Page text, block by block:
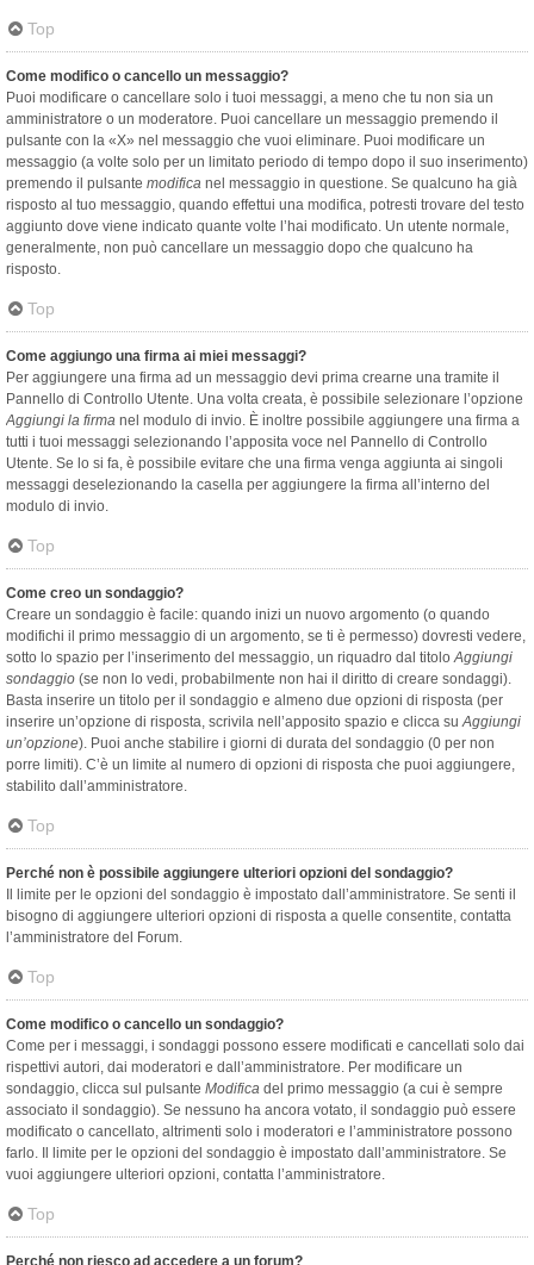
Top
Come modifico o cancello un messaggio?
Puoi modificare o cancellare solo i tuoi messaggi, a meno che tu non sia un
amministratore o un moderatore. Puoi cancellare un messaggio premendo il
pulsante con la «X» nel messaggio che vuoi eliminare. Puoi modificare un
messaggio (a volte solo per un limitato periodo di tempo dopo il suo inserimento)
premendo il pulsante modifica nel messaggio in questione. Se qualcuno ha già
risposto al tuo messaggio, quando effettui una modifica, potresti trovare del testo
aggiunto dove viene indicato quante volte l’hai modificato. Un utente normale,
generalmente, non può cancellare un messaggio dopo che qualcuno ha
risposto.
Top
Come aggiungo una firma ai miei messaggi?
Per aggiungere una firma ad un messaggio devi prima crearne una tramite il
Pannello di Controllo Utente. Una volta creata, è possibile selezionare l’opzione
Aggiungi la firma nel modulo di invio. È inoltre possibile aggiungere una firma a
tutti i tuoi messaggi selezionando l’apposita voce nel Pannello di Controllo
Utente. Se lo si fa, è possibile evitare che una firma venga aggiunta ai singoli
messaggi deselezionando la casella per aggiungere la firma all’interno del
modulo di invio.
Top
Come creo un sondaggio?
Creare un sondaggio è facile: quando inizi un nuovo argomento (o quando
modifichi il primo messaggio di un argomento, se ti è permesso) dovresti vedere,
sotto lo spazio per l’inserimento del messaggio, un riquadro dal titoloAggiungi
sondaggio (se non lo vedi, probabilmente non hai il diritto di creare sondaggi).
Basta inserire un titolo per il sondaggio e almeno due opzioni di risposta (per
inserire un’opzione di risposta, scrivila nell’apposito spazio e clicca suAggiungi
un’opzione). Puoi anche stabilire i giorni di durata del sondaggio (0 per non
porre limiti). C’è un limite al numero di opzioni di risposta che puoi aggiungere,
stabilito dall’amministratore.
Top
Perché non è possibile aggiungere ulteriori opzioni del sondaggio?
Il limite per le opzioni del sondaggio è impostato dall’amministratore. Se senti il
bisogno di aggiungere ulteriori opzioni di risposta a quelle consentite, contatta
l’amministratore del Forum.
Top
Come modifico o cancello un sondaggio?
Come per i messaggi, i sondaggi possono essere modificati e cancellati solo dai
rispettivi autori, dai moderatori e dall’amministratore. Per modificare un
sondaggio, clicca sul pulsante Modifica del primo messaggio (a cui è sempre
associato il sondaggio). Se nessuno ha ancora votato, il sondaggio può essere
modificato o cancellato, altrimenti solo i moderatori e l’amministratore possono
farlo. Il limite per le opzioni del sondaggio è impostato dall’amministratore. Se
vuoi aggiungere ulteriori opzioni, contatta l’amministratore.
Top
Perché non riesco ad accedere a un forum?